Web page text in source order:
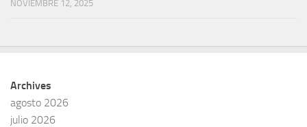
NOVIEMBRE 12, 2025
Archives
agosto 2026
julio 2026